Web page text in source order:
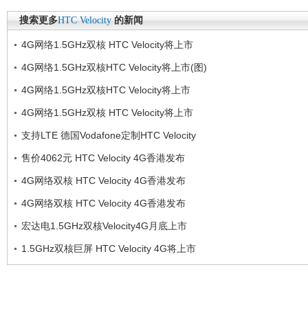
搜索更多HTC Velocity 的新闻
4G网络1.5GHz双核 HTC Velocity将上市
4G网络1.5GHz双核HTC Velocity将上市(图)
4G网络1.5GHz双核HTC Velocity将上市
4G网络1.5GHz双核 HTC Velocity将上市
支持LTE 德国Vodafone定制HTC Velocity
售价4062元 HTC Velocity 4G香港发布
4G网络双核 HTC Velocity 4G香港发布
4G网络双核 HTC Velocity 4G香港发布
宏达电1.5GHz双核Velocity4G月底上市
1.5GHz双核巨屏 HTC Velocity 4G将上市